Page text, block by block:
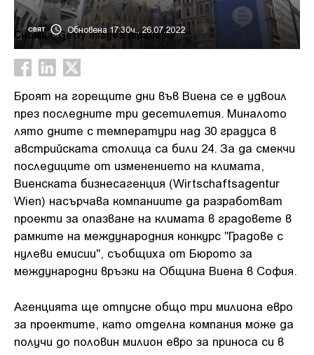
СВЯТ Обновена 17:30ч., 26.07.2022
Снимка: Getty Images (архив)
Броят на горещите дни във Виена се е удвоил
през последните три десетилетия. Миналото
лято дните с температури над 30 градуса в
австрийската столица са били 24. За да смекчи
последиците от изменението на климата,
Виенската бизнесагенция (Wirtschaftsagentur
Wien) насърчава компаниите да разработват
проекти за опазване на климата в градовете в
рамките на международния конкурс "Градове с
нулеви емисии", съобщиха от Бюрото за
международни връзки на Община Виена в София.
Агенцията ще отпусне общо три милиона евро
за проектите, като отделна компания може да
получи до половин милион евро за приноса си в